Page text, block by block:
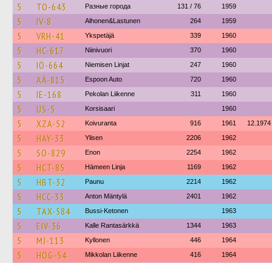
5 TO-643 Разные города 131 / 76 1959
5 IV-8 Alhonen&Lastunen 264 1959
5 VRH-41 Ykspetäjä 339 1960
5 HC-617 Niinivuori 370 1960
5 IÖ-664 Niemisen Linjat 247 1960
5 AÄ-815 Espoon Auto 720 1960
5 IE-168 Pekolan Liikenne 311 1960
5 US-5 Korsisaari 1960
5 XZA-52 Koivuranta 916 1961 12.1974
5 HAY-33 Ylisen 2206 1962
5 SO-829 Enon 2254 1962
5 HCT-85 Hämeen Linja 1169 1962
5 HBT-32 Paunu 2214 1962
5 HCC-33 Anton Mäntylä 2401 1962
5 TAX-584 Bussi-Ketonen 1963
5 EIV-36 Kalle Rantasärkkä 1344 1963
5 MJ-113 Kyllonen 446 1964
5 HOG-54 Mikkolan Liikenne 416 1964